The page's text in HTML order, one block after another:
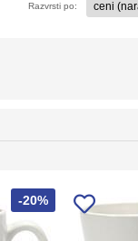
Razvrsti po:
-20%